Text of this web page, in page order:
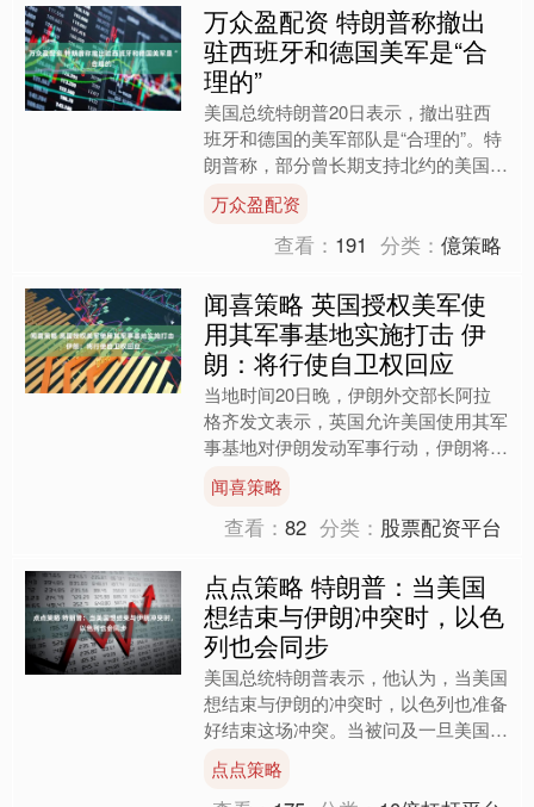
万众盈配资 特朗普称撤出
驻西班牙和德国美军是“合
理的”
美国总统特朗普20日表示，撤出驻西
班牙和德国的美军部队是“合理的”。特
朗普称，部分曾长期支持北约的美国政
界人士正对该联盟表示不满。（央视新
闻） 举报 第一财经广....
万众盈配资
查看： 191 分类：億策略
闻喜策略 英国授权美军使
用其军事基地实施打击 伊
朗：将行使自卫权回应
当地时间20日晚，伊朗外交部长阿拉
格齐发文表示，英国允许美国使用其军
事基地对伊朗发动军事行动，伊朗将行
使自卫权予以回应。阿拉格齐称，绝大
多数英国民众并不希望卷入....
闻喜策略
查看：82 分类： 股票配资平台
点点策略 特朗普：当美国
想结束与伊朗冲突时，以色
列也会同步
美国总统特朗普表示，他认为，当美国
想结束与伊朗的冲突时，以色列也准备
好结束这场冲突。当被问及一旦美国完
成军事行动，以色列是否准备结束对伊
朗的战争时，特朗普回答说....
点点策略